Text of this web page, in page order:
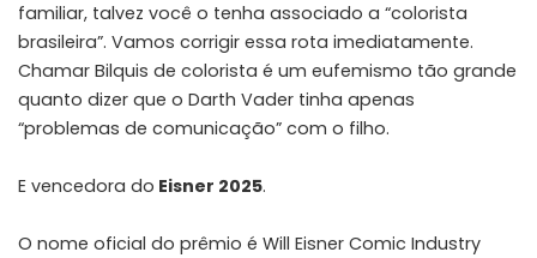
familiar, talvez você o tenha associado a “colorista
brasileira”. Vamos corrigir essa rota imediatamente.
Chamar Bilquis de colorista é um eufemismo tão grande
quanto dizer que o Darth Vader tinha apenas
“problemas de comunicação” com o filho.
E vencedora do Eisner 2025.
O nome oficial do prêmio é Will Eisner Comic Industry